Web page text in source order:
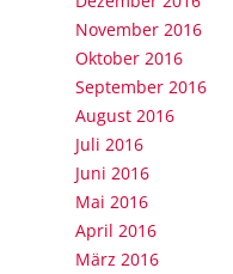
November 2016
Oktober 2016
September 2016
August 2016
Juli 2016
Juni 2016
Mai 2016
April 2016
März 2016